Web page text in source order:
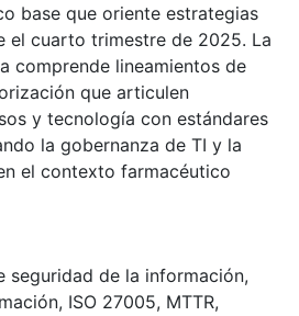
base que oriente estrategias
el cuarto trimestre de 2025. La
comprende lineamientos de
que articulen
y tecnología con estándares
la gobernanza de TI y la
el contexto farmacéutico
seguridad de la información,
, ISO 27005, MTTR,